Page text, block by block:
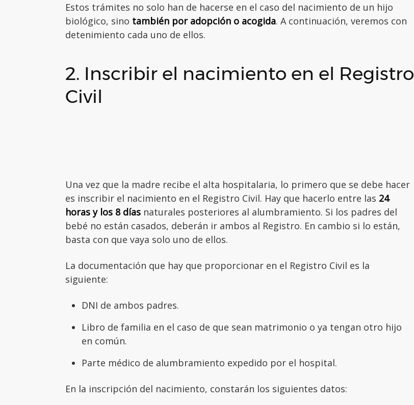
Estos trámites no solo han de hacerse en el caso del nacimiento de un hijo
biológico, sino también por adopción o acogida. A continuación, veremos con
detenimiento cada uno de ellos.
2. Inscribir el nacimiento en el Registro
Civil
Una vez que la madre recibe el alta hospitalaria, lo primero que se debe hacer
es inscribir el nacimiento en el Registro Civil. Hay que hacerlo entre las 24
horas y los 8 días naturales posteriores al alumbramiento. Si los padres del
bebé no están casados, deberán ir ambos al Registro. En cambio si lo están,
basta con que vaya solo uno de ellos.
La documentación que hay que proporcionar en el Registro Civil es la
siguiente:
DNI de ambos padres.
Libro de familia en el caso de que sean matrimonio o ya tengan otro hijo
en común.
Parte médico de alumbramiento expedido por el hospital.
En la inscripción del nacimiento, constarán los siguientes datos: